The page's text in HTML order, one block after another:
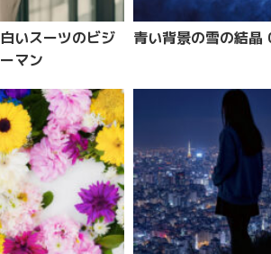
いスーツのビジ
マン
青い背景の雪の結晶